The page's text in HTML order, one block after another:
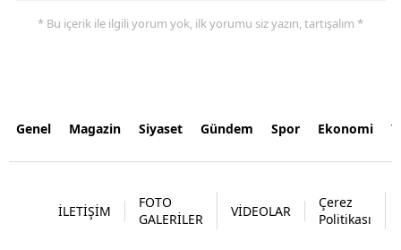
* Bu içerik ile ilgili yorum yok, ilk yorumu siz yazın, tartışalım *
Genel Magazin Siyaset Gündem Spor Ekonomi
İLETİŞİM
FOTO
GALERİLER
VİDEOLAR
Çerez
Politikası